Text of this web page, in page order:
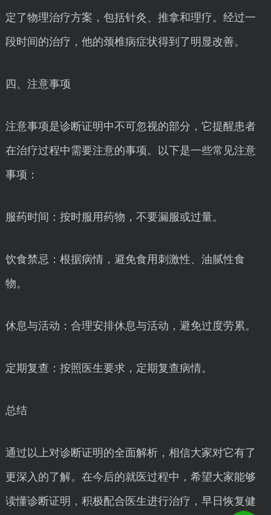
定了物理治疗方案，包括针灸、推拿和理疗。经过一
段时间的治疗，他的颈椎病症状得到了明显改善。
四、注意事项
注意事项是诊断证明中不可忽视的部分，它提醒患者
在治疗过程中需要注意的事项。以下是一些常见注意
事项：
服药时间：按时服用药物，不要漏服或过量。
饮食禁忌：根据病情，避免食用刺激性、油腻性食
物。
休息与活动：合理安排休息与活动，避免过度劳累。
定期复查：按照医生要求，定期复查病情。
总结
通过以上对诊断证明的全面解析，相信大家对它有了
更深入的了解。在今后的就医过程中，希望大家能够
读懂诊断证明，积极配合医生进行治疗，早日恢复健